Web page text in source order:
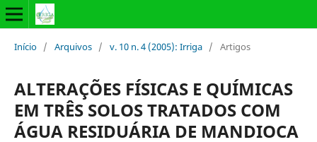
Início / Arquivos / v. 10 n. 4 (2005): Irriga / Artigos
ALTERAÇÕES FÍSICAS E QUÍMICAS
EM TRÊS SOLOS TRATADOS COM
ÁGUA RESIDUÁRIA DE MANDIOCA